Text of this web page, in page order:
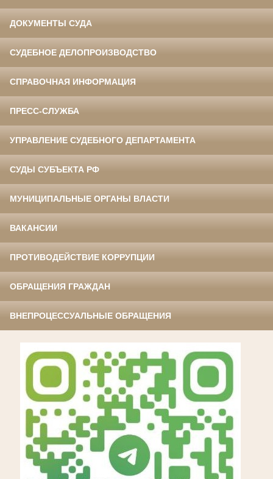
ДОКУМЕНТЫ СУДА
СУДЕБНОЕ ДЕЛОПРОИЗВОДСТВО
СПРАВОЧНАЯ ИНФОРМАЦИЯ
ПРЕСС-СЛУЖБА
УПРАВЛЕНИЕ СУДЕБНОГО ДЕПАРТАМЕНТА
СУДЫ СУБЪЕКТА РФ
МУНИЦИПАЛЬНЫЕ ОРГАНЫ ВЛАСТИ
ВАКАНСИИ
ПРОТИВОДЕЙСТВИЕ КОРРУПЦИИ
ОБРАЩЕНИЯ ГРАЖДАН
ВНЕПРОЦЕССУАЛЬНЫЕ ОБРАЩЕНИЯ